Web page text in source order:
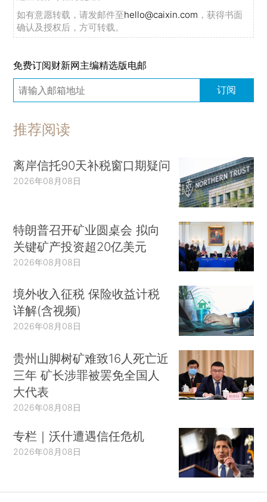
如有意愿转载，请发邮件至hello@caixin.com ，获得书面
确认及授权后，方可转载。
免费订阅财新网主编精选版电邮
订阅
推荐阅读
离岸信托90天补税窗口期疑问
2026年08月08日
特朗普召开矿业圆桌会 拟向
关键矿产投资超20亿美元
2026年08月08日
境外收入征税 保险收益计税
详解(含视频)
2026年08月08日
贵州山脚树矿难致16人死亡近
三年 矿长涉罪被罢免全国人
大代表
2026年08月08日
专栏｜沃什遭遇信任危机
2026年08月08日